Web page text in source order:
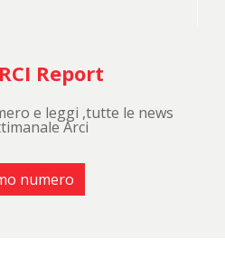
Report
e leggi ,tutte le news
Arci
numero